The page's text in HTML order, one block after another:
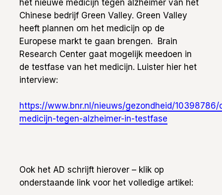
het nieuwe medicijn tegen alzheimer van het
Chinese bedrijf Green Valley. Green Valley
heeft plannen om het medicijn op de
Europese markt te gaan brengen. Brain
Research Center gaat mogelijk meedoen in
de testfase van het medicijn. Luister hier het
interview:
https://www.bnr.nl/nieuws/gezondheid/10398786/
medicijn-tegen-alzheimer-in-testfase
Ook het AD schrijft hierover – klik op
onderstaande link voor het volledige artikel: